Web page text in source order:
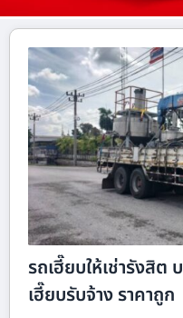
รถเฮี๊ยบให้เช่ารังสิต
เฮี๊ยบรับจ้าง ราคาถูก